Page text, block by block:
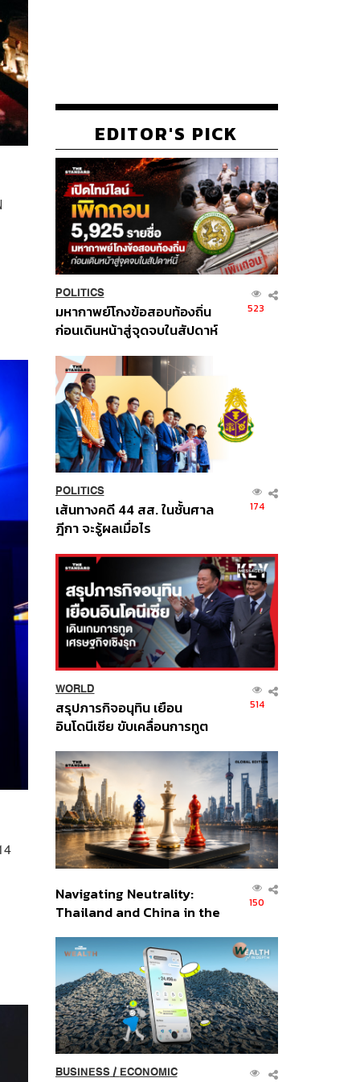
EDITOR'S PICK
POLITICS
มหากาพย์โกงข้อสอบท้องถิ่น
ก่อนเดินหน้าสู่จุดจบในสัปดาห์
523
POLITICS
เส้นทางคดี 44 สส. ในชั้นศาล
ฎีกา จะรู้ผลเมื่อไร
174
WORLD
สรุปภารกิจอนุทิน เยือน
อินโดนีเซีย ขับเคลื่อนการทูต
ส่วนยุทธศาสตร์ไทย –
อินโดนีเซีย
514
Navigating Neutrality:
Thailand and China in the
Order
150
BUSINESS/ ECONOMIC